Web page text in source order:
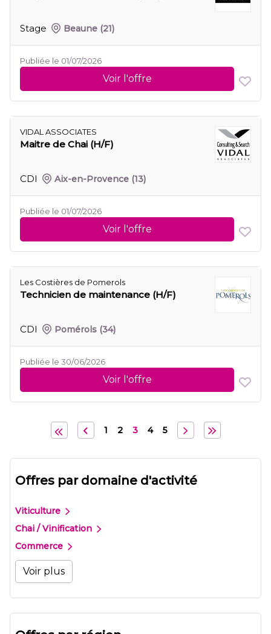
Stage Beaune (21)
Publiée le 01/07/2026
Voir l'offre
VIDAL ASSOCIATES
Maitre de Chai (H/F)
CDI Aix-en-Provence (13)
Publiée le 01/07/2026
Voir l'offre
Les Costières de Pomerols
Technicien de maintenance (H/F)
CDI Pomérols (34)
Publiée le 30/06/2026
Voir l'offre
1 2 3 4 5
Offres par domaine d'activité
Viticulture
Chai / Vinification
Commerce
Voir plus